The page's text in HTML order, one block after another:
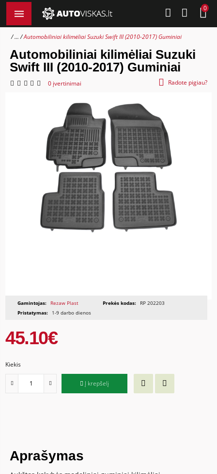
0
... Automobiliniai kilimėliai Suzuki Swift III (2010-2017) Guminiai
Automobiliniai kilimėliai Suzuki
Swift III (2010-2017) Guminiai
0 įvertinimai Radote pigiau?
Gamintojas: Rezaw Plast Prekės kodas:
RP 202203
Pristatymas:
1-9 darbo dienos
45.10€
Kiekis
Į krepšelį
Aprašymas